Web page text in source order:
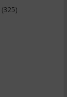
(325)